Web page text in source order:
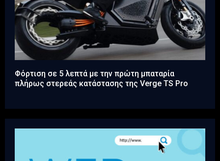
Φόρτιση σε 5 λεπτά με την πρώτη μπαταρία
πλήρως στερεάς κατάστασης της Verge TS Pro